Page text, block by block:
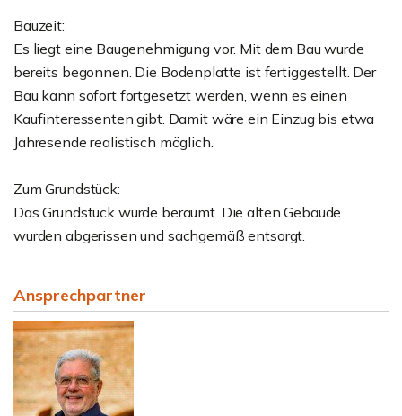
Bauzeit:
Es liegt eine Baugenehmigung vor. Mit dem Bau wurde
bereits begonnen. Die Bodenplatte ist fertiggestellt. Der
Bau kann sofort fortgesetzt werden, wenn es einen
Kaufinteressenten gibt. Damit wäre ein Einzug bis etwa
Jahresende realistisch möglich.
Zum Grundstück:
Das Grundstück wurde beräumt. Die alten Gebäude
wurden abgerissen und sachgemäß entsorgt.
Ansprechpartner